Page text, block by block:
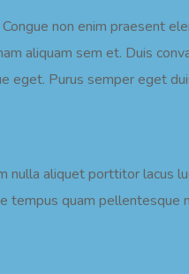
non enim praesent
aliquam sem et. Duis
eget. Purus semper eget
nulla aliquet porttitor lacus
tempus quam pellentesque